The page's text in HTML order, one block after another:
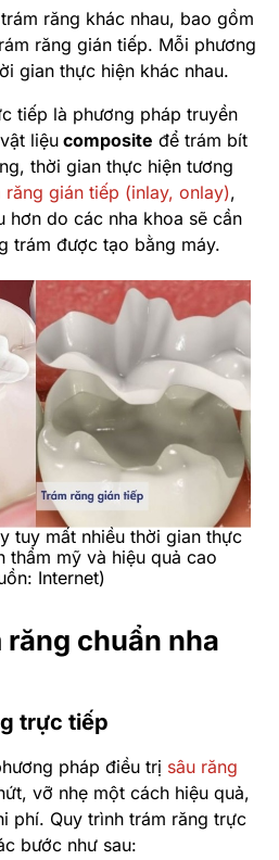
răng khác nhau, bao gồm
răng gián tiếp. Mỗi phương
gian thực hiện khác nhau.
tiếp là phương pháp truyền
liệu composite để trám bít
thời gian thực hiện tương
răng gián tiếp (inlay, onlay),
hơn do các nha khoa sẽ cần
trám được tạo bằng máy.
tuy mất nhiều thời gian thực
thẩm mỹ và hiệu quả cao
Internet)
chuẩn nha
trực tiếp
pháp điều trị sâu răng
vỡ nhẹ một cách hiệu quả,
phí. Quy trình trám răng trực
bước như sau: